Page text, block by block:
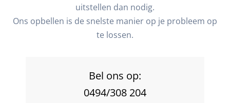
uitstellen dan nodig.
Ons opbellen is de snelste manier op je probleem op
te lossen.
Bel ons op:
0494/308 204